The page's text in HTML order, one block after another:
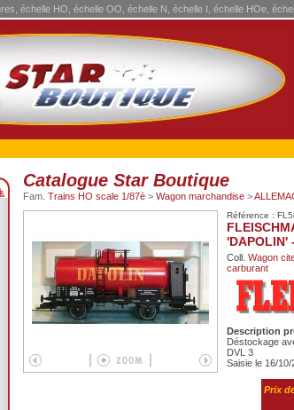
échelle HO, échelle OO, échelle N, échelle I, échelle HOe,
Catalogue Star Boutique
Fam. Trains HO scale 1/87è > Wagon marchandise >
Référence :
'DAPOLIN'
Coll. Wagon
carburant
Description
Déstockage
DVL 3
Saisie le 16/10/
Prix